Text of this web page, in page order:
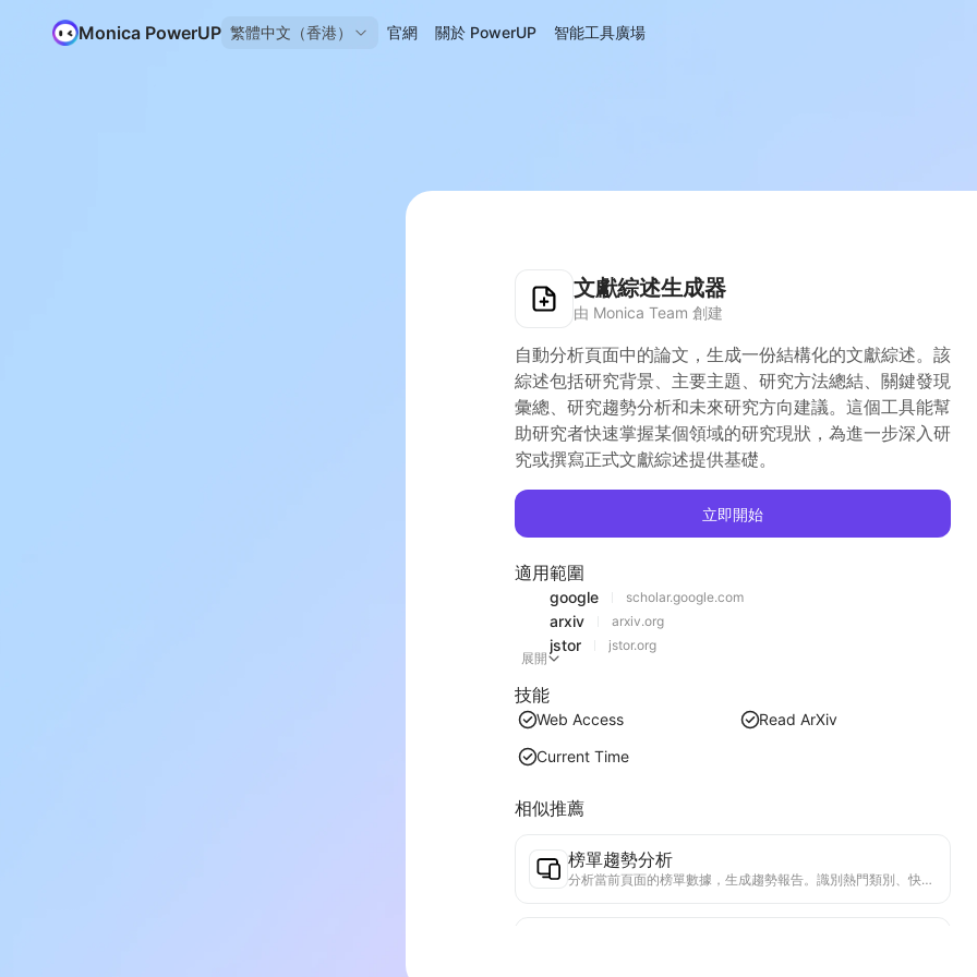
Monica PowerUP 繁體中文（香港） 官網 關於 PowerUP 智能工具廣場
文獻綜述生成器
由 Monica Team 創建
自動分析頁面中的論文，生成一份結構化的文獻綜述。該
綜述包括研究背景、主要主題、研究方法總結、關鍵發現
彙總、研究趨勢分析和未來研究方向建議。這個工具能幫
助研究者快速掌握某個領域的研究現狀，為進一步深入研
究或撰寫正式文獻綜述提供基礎。
立即開始
適用範圍
google scholar.google.com
arxiv arxiv.org
jstor
jstor.org
展開
技能
Web Access
Read ArXiv
Current Time
相似推薦
榜單趨勢分析
分析當前頁面的榜單數據，生成趨勢報告。識別熱門類別、快速上升的產品類型和新興技術。提供即時市場洞察，助你理解最新產品趨勢和市場動向。